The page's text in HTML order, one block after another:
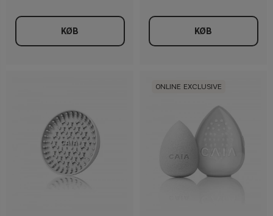
KØB KØB
ONLINE EXCLUSIVE